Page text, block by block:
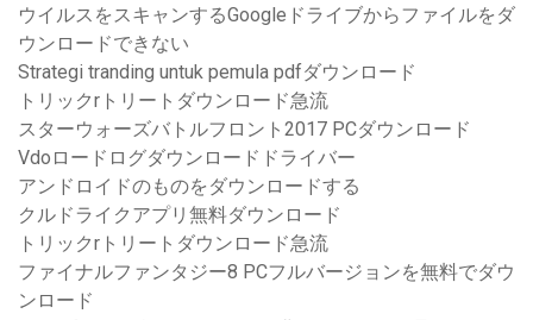
ウイルスをスキャンするGoogleドライブからファイルをダ
ウンロードできない
Strategi tranding untuk pemula pdfダウンロード
トリックrトリートダウンロード急流
スターウォーズバトルフロント2017 PCダウンロード
Vdoロードログダウンロードドライバー
アンドロイドのものをダウンロードする
クルドライクアプリ無料ダウンロード
トリックrトリートダウンロード急流
ファイナルファンタジー8 PCフルバージョンを無料でダウ
ンロード